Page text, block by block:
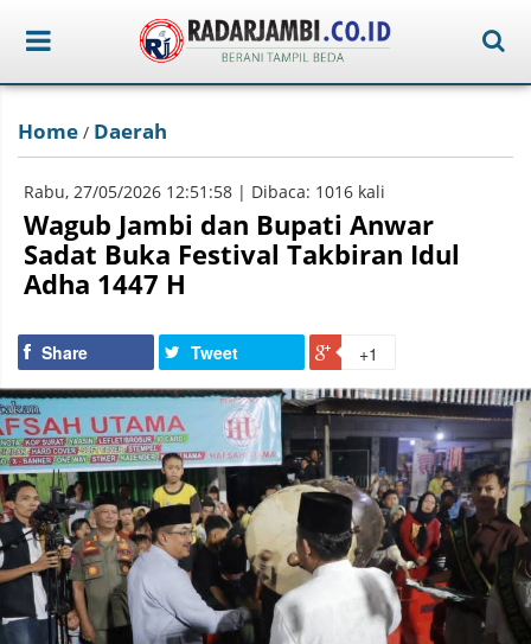
Home / Daerah
Rabu, 27/05/2026 12:51:58 | Dibaca: 1016 kali
Wagub Jambi dan Bupati Anwar
Sadat Buka Festival Takbiran Idul
Adha 1447 H
Share Tweet +1